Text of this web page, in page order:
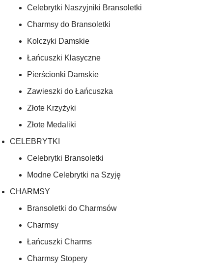
Celebrytki Naszyjniki Bransoletki
Charmsy do Bransoletki
Kolczyki Damskie
Łańcuszki Klasyczne
Pierścionki Damskie
Zawieszki do Łańcuszka
Złote Krzyżyki
Złote Medaliki
CELEBRYTKI
Celebrytki Bransoletki
Modne Celebrytki na Szyję
CHARMSY
Bransoletki do Charmsów
Charmsy
Łańcuszki Charms
Charmsy Stopery